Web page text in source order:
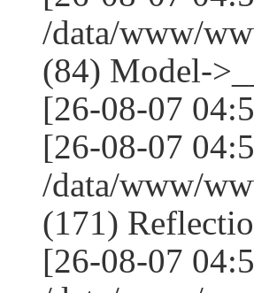
/data/www/
(84) Model-
[26-08-07
[26-08-07
/data/www/
(171)
[26-08-07